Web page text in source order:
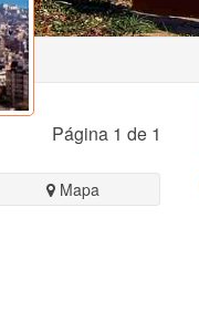
Página 1 de 1
Mapa